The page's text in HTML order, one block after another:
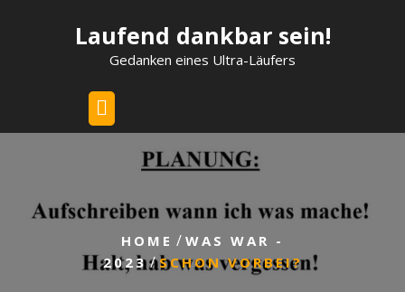
Laufend dankbar sein!
Gedanken eines Ultra-Läufers
HOME / WAS WAR -
2023/SCHON VORBEI?